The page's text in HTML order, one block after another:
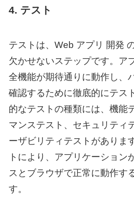
4. テスト
テストは、 Web アプリ 開発
欠かせないステップです。ア
全機能が期待通りに動作し、
確認するために徹底的にテス
的なテストの種類には、機能
マンステスト、セキュリティ
ーザビリティテストがありま
トにより、アプリケーション
スとブラウザで正常に動作す
す。